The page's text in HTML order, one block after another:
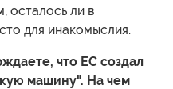
осталось ли в
для инакомыслия.
что ЕС создал
машину". На чем